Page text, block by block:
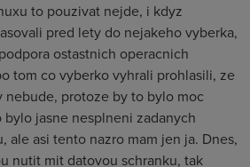
to pouzivat nejde, i kdyz
pred lety do nejakeho vyberka,
ostastnich operacnich
tom co vyberko vyhrali prohlasili, ze
nebude, protoze by to bylo moc
jasne nesplneni zadanych
ale asi tento nazro mam jen ja. Dnes,
nutit mit datovou schranku, tak